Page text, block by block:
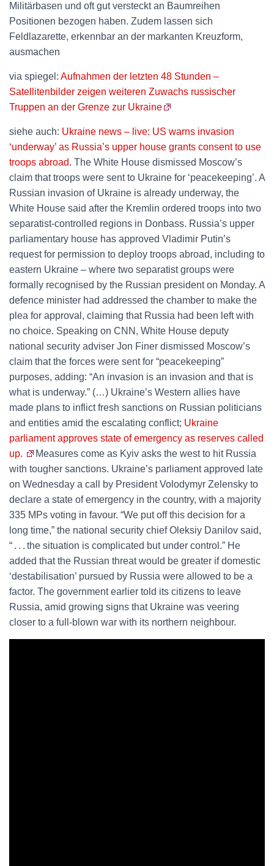
Militärbasen und oft gut versteckt an Baumreihen
Positionen bezogen haben. Zudem lassen sich
Feldlazarette, erkennbar an der markanten Kreuzform,
ausmachen
via spiegel: Aufnahmen der letzten 48 Stunden –
Satellitenbilder zeigen weiteren Zuwachs russischer
Truppen an der Grenze zur Ukraine
siehe auch: Ukraine news – live: US warns invasion
‘underway’ as Russia’s upper house grants consent to use
troops abroad. The White House dismissed Moscow’s
claim that troops were sent to Ukraine for ‘peacekeeping’. A
Russian invasion of Ukraine is already underway, the
White House said after the Kremlin ordered troops into two
separatist-controlled regions in Donbass. Russia’s upper
parliamentary house has approved Vladimir Putin’s
request for permission to deploy troops abroad, including to
eastern Ukraine – where two separatist groups were
formally recognised by the Russian president on Monday. A
defence minister had addressed the chamber to make the
plea for approval, claiming that Russia had been left with
no choice. Speaking on CNN, White House deputy
national security adviser Jon Finer dismissed Moscow’s
claim that the forces were sent for “peacekeeping”
purposes, adding: “An invasion is an invasion and that is
what is underway.” (…) Ukraine’s Western allies have
made plans to inflict fresh sanctions on Russian politicians
and entities amid the escalating conflict; Ukraine
parliament approves state of emergency as reserves called
up.
Measures come as Kyiv asks the west to hit Russia
with tougher sanctions. Ukraine’s parliament approved late
on Wednesday a call by President Volodymyr Zelensky to
declare a state of emergency in the country, with a majority
335 MPs voting in favour. “We put off this decision for a
long time,” the national security chief Oleksiy Danilov said,
“ . . . the situation is complicated but under control.” He
added that the Russian threat would be greater if domestic
‘destabilisation’ pursued by Russia were allowed to be a
factor. The government earlier told its citizens to leave
Russia, amid growing signs that Ukraine was veering
closer to a full-blown war with its northern neighbour.